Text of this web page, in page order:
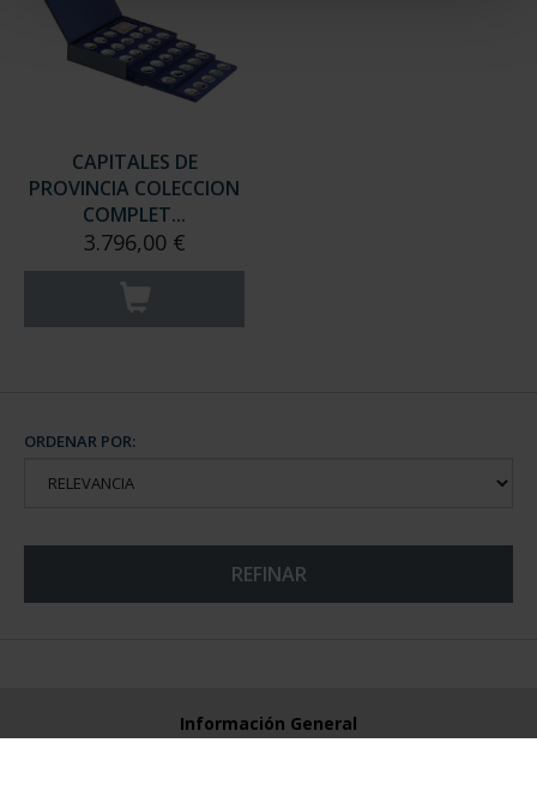
CAPITALES DE
PROVINCIA COLECCION
COMPLET...
3.796,00 €
ORDENAR POR:
REFINAR
Información General